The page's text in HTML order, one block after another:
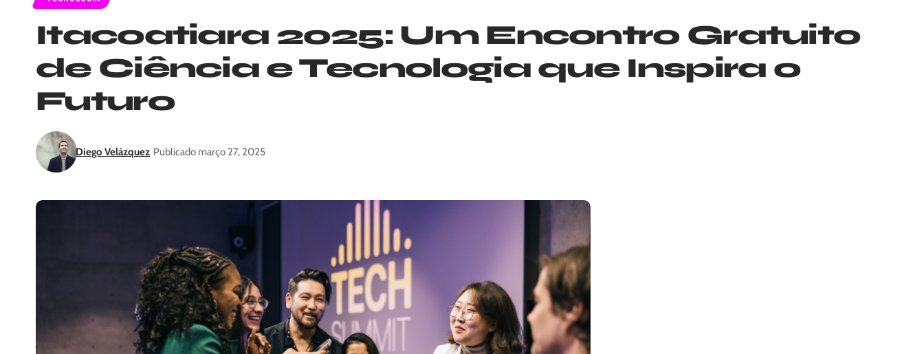
Itacoatiara 2025: Um Encontro Gratuito
de Ciência e Tecnologia que Inspira o
Futuro
Diego Velázquez Publicado março 27, 2025